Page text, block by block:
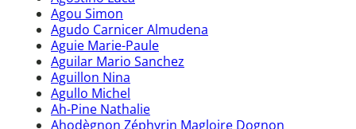
Agou Simon
Agudo Carnicer Almudena
Aguie Marie-Paule
Aguilar Mario Sanchez
Aguillon Nina
Agullo Michel
Ah-Pine Nathalie
Ahodègnon Zéphyrin Magloire Dognon